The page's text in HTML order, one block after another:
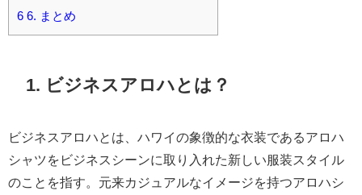
6 6. まとめ
1. ビジネスアロハとは？
ビジネスアロハとは、ハワイの象徴的な衣装であるアロハ
シャツをビジネスシーンに取り入れた新しい服装スタイル
のことを指す。元来カジュアルなイメージを持つアロハシ